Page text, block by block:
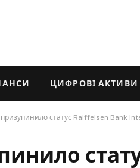
ЦИФРОВІ АКТИВИ
статус Raiffeisen Bank